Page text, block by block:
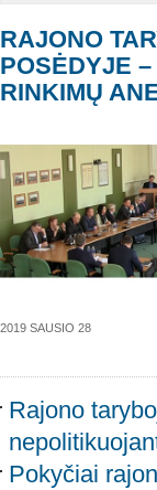
RAJONO
POSĖDYJE
RINKIMŲ
2019 SAUSIO 28
Rajono
Pokyčiai